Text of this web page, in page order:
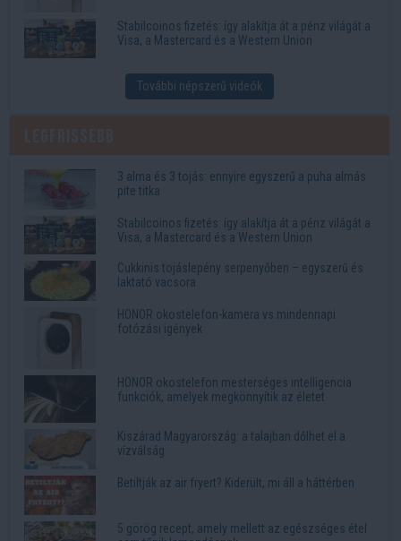
Stabilcoinos fizetés: így alakítja át a pénz világát a
Visa, a Mastercard és a Western Union
További népszerű videók
3 alma és 3 tojás: ennyire egyszerű a puha almás
pite titka
Stabilcoinos fizetés: így alakítja át a pénz világát a
Visa, a Mastercard és a Western Union
Cukkinis tojáslepény serpenyőben – egyszerű és
laktató vacsora
HONOR okostelefon-kamera vs mindennapi
fotózási igények
HONOR okostelefon mesterséges intelligencia
funkciók, amelyek megkönnyítik az életet
Kiszárad Magyarország: a talajban dőlhet el a
vízválság
Betiltják az air fryert? Kiderült, mi áll a háttérben
5 görög recept, amely mellett az egészséges étel